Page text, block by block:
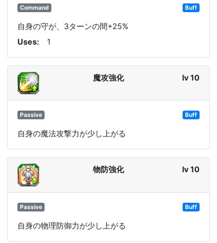
Command Buff
自身の守が、3ターンの間+25%
Uses
1
魔攻強化 lv 10
Passive Buff
自身の魔法攻撃力が少し上がる
物防強化 lv 10
Passive Buff
自身の物理防御力が少し上がる